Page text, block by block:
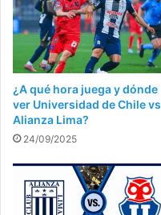
¿A qué hora juega y dónde
ver Universidad de Chile vs
Alianza Lima?
24/09/2025